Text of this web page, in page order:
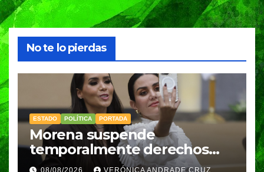
No te lo pierdas
ESTADO POLÍTICA PORTADA
Morena suspende
temporalmente derechos
partidarios de Nayeli Salvatori
08/08/2026 VERÓNICA ANDRADE CRUZ